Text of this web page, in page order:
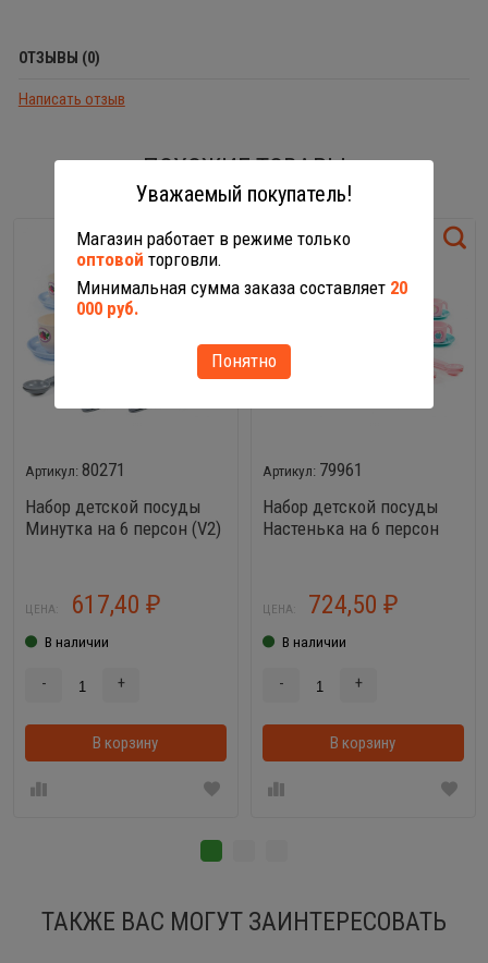
ОТЗЫВЫ (0)
Написать отзыв
ПОХОЖИЕ ТОВАРЫ
80271
Набор детской посуды
Минутка на 6 персон (V2)
ЦЕНА: 617,40 ₽
В наличии
- +
В корзину В корзинке
79961
Набор детской посуды
Настенька на 6 персон
ЦЕНА: 724,50 ₽
В наличии
- +
В корзину
ТАКЖЕ ВАС МОГУТ ЗАИНТЕРЕСОВАТЬ
Уважаемый покупатель!
Магазин работает в режиме только
оптовой торговли.
Минимальная сумма заказа составляет 20
000 руб.
Понятно